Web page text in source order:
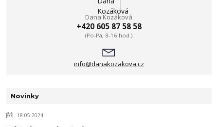
Dana Kozáková
+420 605 87 58 58
(Po-Pá, 8-16 hod.)
info@danakozakova.cz
Novinky
18.05.2024